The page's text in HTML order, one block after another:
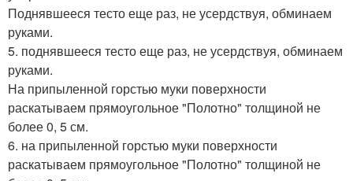
Поднявшееся тесто еще раз, не усердствуя, обминаем
руками.
5. поднявшееся тесто еще раз, не усердствуя, обминаем
руками.
На припыленной горстью муки поверхности
раскатываем прямоугольное "Полотно" толщиной не
более 0, 5 см.
6. на припыленной горстью муки поверхности
раскатываем прямоугольное "Полотно" толщиной не